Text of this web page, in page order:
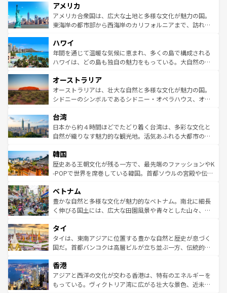
ンツ一覧を参照してほしい。
の建物がそのまま残る町や、スイスならではのユニークな
博物館もあり、アルプス観光だけでなく町歩きも満喫する
ことができる。国民の所得が高いため物価も高いが、旅行
ば市内交通費無料で観光を楽しむこともできる。 なお、新
着のスイス情報はコンテンツ一覧 を参照してほしい。
アメリカ
アメリカ合衆国は、広大な土地と多様な文化が魅力の国。
東海岸の都市部から西海岸のカリフォルニアまで、訪れる
のような巨大都市は、観光、ショッピング、エンターテイ
ンメントが詰まった刺激的なスポットだ。一方、アメリカ
西部には大自然が広がり、グランドキャニオンやイエロー
部のニューオーリンズでは、音楽と美食が融合した独特の
文化が魅力。旅行者はアメリカの各地域で異なる魅力を楽
しみながら、その多様性と豊かな歴史を感じることができ
ならではの贅沢な旅のスタイルだ。 なお、新着のアメリカ
情報はコンテンツ一覧を参照してほしい。
ハワイ
年間を通じて温暖な気候に恵まれ、多くの島で構成される
ハワイは、どの島も独自の魅力をもっている。大自然の神
ワイ島は見逃せない。また、定番の観光地といえばオアフ
島だが、静かな自然を求めるならマウイ島やカウアイ島が
おすすめ。エメラルドグリーンに輝く海をはじめ、豊かな
れるおもてなしの心で訪れる人々を迎えてくれるハワイの
人々、おいしいローカルフードやハワイアンミュージッ
ク、伝統的なフラダンスなど、すべてがハワイの魅力を彩
ワイを、存分に味わってほしい。 なお、新着のハワイ情報
はコンテンツ一覧を参照してほしい。
オーストラリア
オーストラリアは、壮大な自然と多様な文化が魅力の国。
シドニーのシンボルであるシドニー・オペラハウス、オー
リアリーフや大陸中央部にそびえるウルル（エアーズロッ
ク）、タスマニアの美しい原生林やケアンズの熱帯雨林な
ど、見どころがたくさん。また、カフェやワイン、オージ
いる。アクティビティも充実しており、サーフィンやダイ
ビング、ハイキングなど、アウトドア好きにはたまらな
い。オーストラリアの多彩な魅力を存分に味わいつくそ
参照してほしい。
台湾
日本から約４時間ほどでたどり着く台湾は、多彩な文化と
自然が織りなす魅力的な観光地。活気あふれる大都市の台
ン）、静ひつな山岳地帯である台湾東部など、都市の喧騒
と山間の静けさが共存しており、訪れる人に新しい発見と
驚きをもたらしてくれる。また、奥深い台湾の食文化も魅
容にもいいと評判のスイーツなど、バラエティ豊かな料理
が味わえる。 なお、新着の台湾情報は コンテンツ一覧を参
照してほしい。
韓国
歴史ある王朝文化が残る一方で、最先端のファッションやK
-POPで世界を席巻している韓国。首都ソウルの宮殿や伝統
き、地方に足を延ばせば四季折々の自然美を楽しむことが
できる。そして、キムチや焼肉、絶品のストリートフード
まで、さまざまな韓国料理が待っている。夜には、韓国な
リティに包まれながら、韓国の多彩な魅力を心ゆくまで味
わってみてほしい。 なお、新着の韓国情報はコンテンツ一
覧を参照してほしい。
ベトナム
豊かな自然と多様な文化が魅力的なベトナム。南北に細長
く伸びる国土には、広大な田園風景や青々とした山々、世
急速な発展と共に伝統が息づく。ハノイの古い町並みやホ
ーチミン市のフランス統治時代の建物も、独特の雰囲気を
醸し出している。また、バラエティの豊かさとおいしさで
とつ。フォーやバインミー、ベトナムコーヒーなどは、ぜ
ひ現地で味わいたい。どの地域を訪れてもあたたかい人々
が旅行者を迎えてくれるので、きっと忘れられない旅にな
タイ
タイは、東南アジアに位置する豊かな自然と歴史が息づく
国だ。首都バンコクは高層ビルが立ち並ぶ一方、伝統的な
の活気が交差している。北部ではチェンマイなどの山岳地
帯で自然と触れ合い、南部ではプーケットやクラビの美し
いビーチでリゾート気分を楽しむことができる。タイ料理
香港
アジアと西洋の文化が交わる香港は、特有のエネルギーを
もっている。ヴィクトリア湾に広がる壮大な景色、近未来